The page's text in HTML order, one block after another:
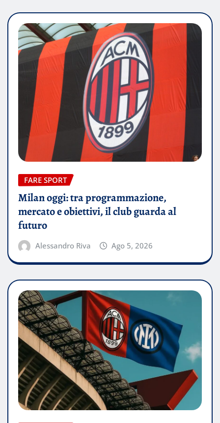
FARE SPORT
Milan oggi: tra programmazione,
mercato e obiettivi, il club guarda al
futuro
Alessandro Riva Ago 5, 2026